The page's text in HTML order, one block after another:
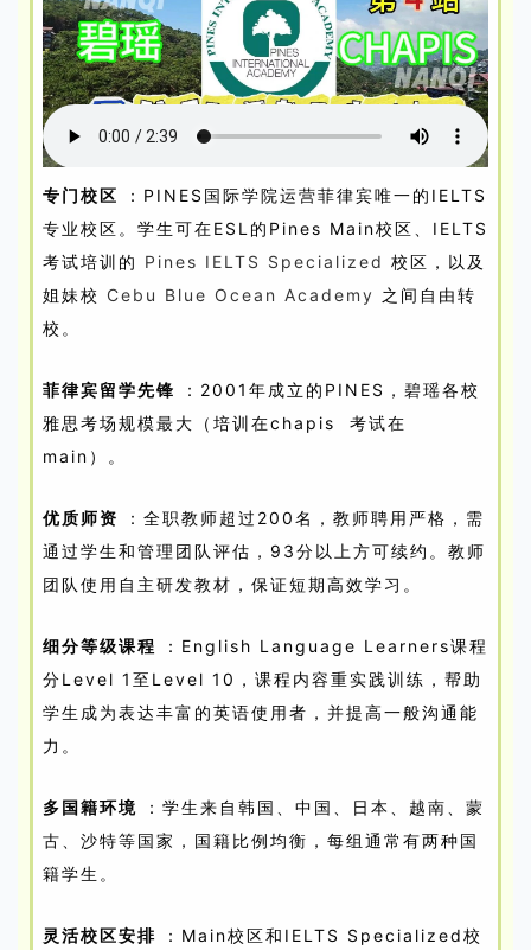
专门校区
：PINES国际学院运营菲律宾唯一的IELTS
专业校区。学生可在ESL的Pines Main校区、IELTS
考试培训的 Pines IELTS Specialized 校区，以及
姐妹校 Cebu Blue Ocean Academy 之间自由转
校。
菲律宾留学先锋
：2001年成立的PINES，碧瑶各校
雅思考场规模最大（培训在chapis 考试在
main）。
优质师资
：全职教师超过200名，教师聘用严格，需
通过学生和管理团队评估，93分以上方可续约。教师
团队使用自主研发教材，保证短期高效学习。
细分等级课程
：English Language Learners课程
分Level 1至Level 10，课程内容重实践训练，帮助
学生成为表达丰富的英语使用者，并提高一般沟通能
力。
多国籍环境
：学生来自韩国、中国、日本、越南、蒙
古、沙特等国家，国籍比例均衡，每组通常有两种国
籍学生。
灵活校区安排
：Main校区和IELTS Specialized校